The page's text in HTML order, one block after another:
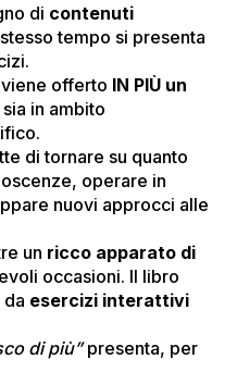
di contenuti
tempo si presenta
offerto IN PIÙ un
in ambito
di tornare su quanto
operare in
nuovi approcci alle
un ricco apparato di
occasioni. Il libro
esercizi interattivi
di più”presenta, per